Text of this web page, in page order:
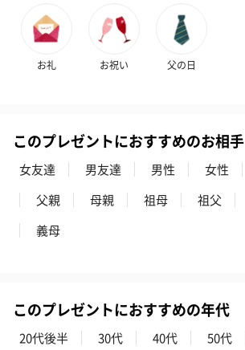
お礼 お祝い 父の日
このプレゼントにおすすめのお相手
女友達 男友達 男性 女性
父親
母親 祖母 祖父
義母
このプレゼントにおすすめの年代
20代後半 30代 40代 50代